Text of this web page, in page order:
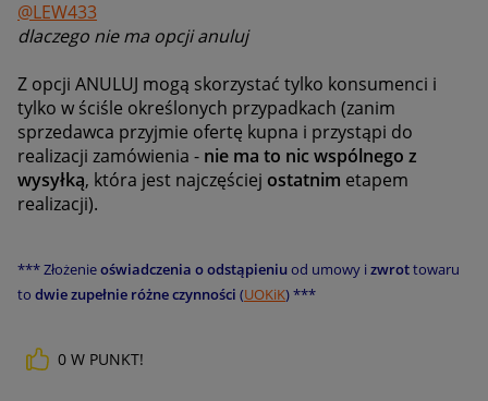
@LEW433
dlaczego nie ma opcji anuluj
Z opcji ANULUJ mogą skorzystać tylko konsumenci i
tylko w ściśle określonych przypadkach (zanim
sprzedawca przyjmie ofertę kupna i przystąpi do
realizacji zamówienia - nie ma to nic wspólnego z
wysyłką, która jest najczęściej ostatnim etapem
realizacji).
*** Złożenieoświadczenia o odstąpieniuod umowy i zwrottowaru
to dwie zupełnie różne czynności (UOKiK) ***
0 W PUNKT!